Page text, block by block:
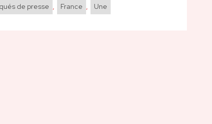
de presse , France , Une